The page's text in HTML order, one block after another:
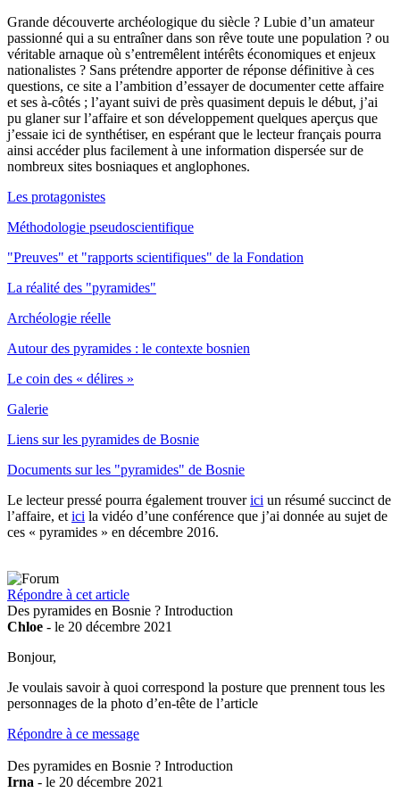
Grande découverte archéologique du siècle ? Lubie d’un amateur
passionné qui a su entraîner dans son rêve toute une population ? ou
véritable arnaque où s’entremêlent intérêts économiques et enjeux
nationalistes ? Sans prétendre apporter de réponse définitive à ces
questions, ce site a l’ambition d’essayer de documenter cette affaire
et ses à-côtés ; l’ayant suivi de près quasiment depuis le début, j’ai
pu glaner sur l’affaire et son développement quelques aperçus que
j’essaie ici de synthétiser, en espérant que le lecteur français pourra
ainsi accéder plus facilement à une information dispersée sur de
nombreux sites bosniaques et anglophones.
Les protagonistes
Méthodologie pseudoscientifique
"Preuves" et "rapports scientifiques" de la Fondation
La réalité des "pyramides"
Archéologie réelle
Autour des pyramides : le contexte bosnien
Le coin des « délires »
Galerie
Liens sur les pyramides de Bosnie
Documents sur les "pyramides" de Bosnie
Le lecteur pressé pourra également trouverici un résumé succinct de
l’affaire, et ici la vidéo d’une conférence que j’ai donnée au sujet de
ces « pyramides » en décembre 2016.
Répondre à cet article
Des pyramides en Bosnie ? Introduction
Chloe - le 20 décembre 2021
Bonjour,
Je voulais savoir à quoi correspond la posture que prennent tous les
personnages de la photo d’en-tête de l’article
Répondre à ce message
Des pyramides en Bosnie ? Introduction
Irna - le 20 décembre 2021